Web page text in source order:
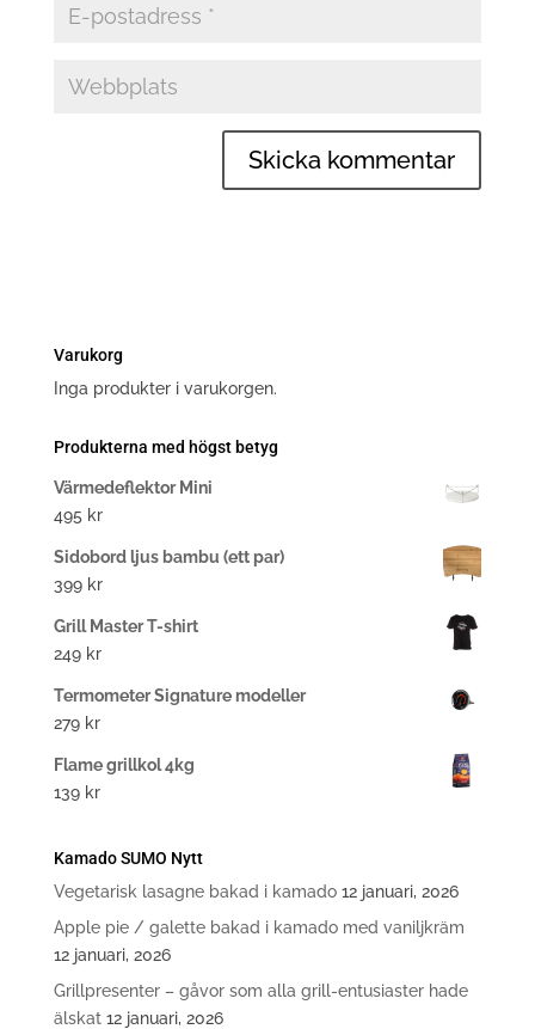
Varukorg
Inga produkter i varukorgen.
Produkterna med högst betyg
Värmedeflektor Mini
495 kr
Sidobord ljus bambu (ett par)
399 kr
Grill Master T-shirt
249 kr
Termometer Signature modeller
279 kr
Flame grillkol 4kg
139 kr
Kamado SUMO Nytt
Vegetarisk lasagne bakad i kamado 12 januari, 2026
Apple pie / galette bakad i kamado med vaniljkräm
12 januari, 2026
Grillpresenter – gåvor som alla grill-entusiaster hade
älskat 12 januari, 2026